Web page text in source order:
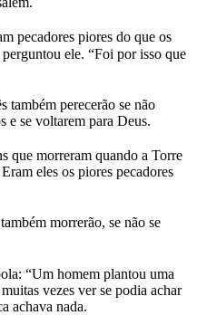
pecadores piores do que os
ele. “Foi por isso que
também perecerão se não
e se voltarem para Deus.
que morreram quando a Torre
eles os piores pecadores
morrerão, se não se
“Um homem plantou uma
vezes ver se podia achar
achava nada.